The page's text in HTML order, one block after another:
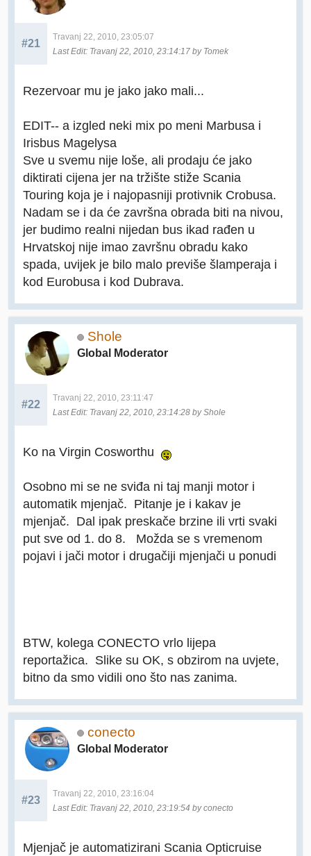
#21
Travanj 22, 2010, 23:05:07
Last Edit: Travanj 22, 2010, 23:14:17 by Tomek
Rezervoar mu je jako jako mali...
EDIT-- a izgled neki mix po meni Marbusa i
Irisbus Magelysa
Sve u svemu nije loše, ali prodaju će jako
diktirati cijena jer na tržište stiže Scania
Touring koja je i najopasniji protivnik Crobusa.
Nadam se i da će završna obrada biti na nivou,
jer budimo realni nijedan bus ikad rađen u
Hrvatskoj nije imao završnu obradu kako
spada, uvijek je bilo malo previše šlamperaja i
kod Eurobusa i kod Dubrava.
Shole
Global Moderator
#22
Travanj 22, 2010, 23:11:47
Last Edit: Travanj 22, 2010, 23:14:28 by Shole
Ko na Virgin Cosworthu
Osobno mi se ne sviđa ni taj manji motor i
automatik mjenjač. Pitanje je i kakav je
mjenjač. Dal ipak preskače brzine ili vrti svaki
put sve od 1. do 8. Možda se s vremenom
pojavi i jači motor i drugačiji mjenjači u ponudi
BTW, kolega CONECTO vrlo lijepa
reportažica. Slike su OK, s obzirom na uvjete,
bitno da smo vidili ono što nas zanima.
conecto
Global Moderator
#23
Travanj 22, 2010, 23:16:04
Last Edit: Travanj 22, 2010, 23:19:54 by conecto
Mjenjač je automatizirani Scania Opticruise